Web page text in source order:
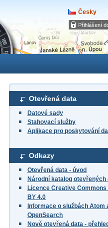
Přihlášení
Česky
Otevřená data
Datové sady
Stahovací služby
Aplikace pro poskytování
Odkazy
Otevřená data - úvod
Národní katalog otevřených
Licence Creative Commons
BY 4.0
Informace o službách Atom
OpenSearch
Nově otevřená data - přehled